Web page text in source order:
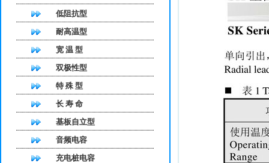
低阻抗型
耐高温型
宽 温 型
双极性型
特 殊 型
长 寿 命
基板自立型
音频电容
充电桩电容